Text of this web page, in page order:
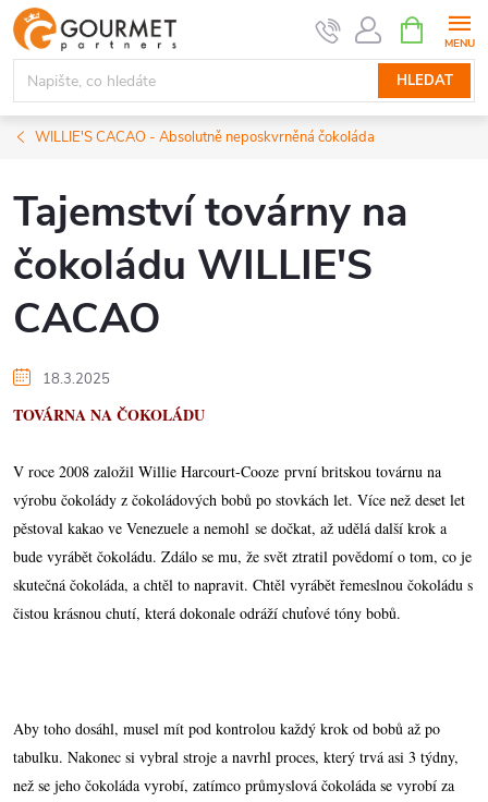
Přejít
na
obsah
HLEDAT
NÁKUPNÍ
KOŠÍK
WILLIE'S CACAO - Absolutně neposkvrněná čokoláda
Tajemství továrny na
čokoládu WILLIE'S
CACAO
18.3.2025
TOVÁRNA NA ČOKOLÁDU
V roce 2008 založil Willie Harcourt-Cooze první britskou továrnu na
výrobu čokolády z čokoládových bobů po stovkách let. Více než deset let
pěstoval kakao ve Venezuele a nemohl se dočkat, až udělá další krok a
bude vyrábět čokoládu. Zdálo se mu, že svět ztratil povědomí o tom, co je
skutečná čokoláda, a chtěl to napravit. Chtěl vyrábět řemeslnou čokoládu s
čistou krásnou chutí, která dokonale odráží chuťové tóny bobů.
Aby toho dosáhl, musel mít pod kontrolou každý krok od bobů až po
tabulku. Nakonec si vybral stroje a navrhl proces, který trvá asi 3 týdny,
než se jeho čokoláda vyrobí, zatímco průmyslová čokoláda se vyrobí za